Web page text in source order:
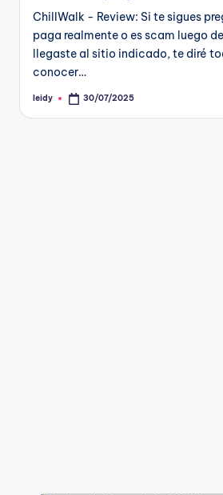
ChillWalk - Review: Si te sigues
paga realmente o es scam luego
llegaste al sitio indicado, te diré
conocer…
Publicado
leidy 30/07/2025